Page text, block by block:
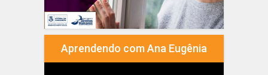
Aprendendo com Ana Eugênia